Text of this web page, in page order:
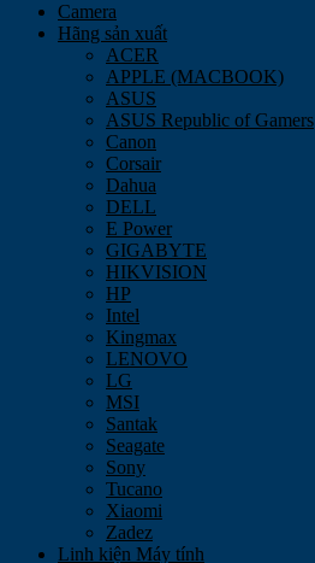
Camera
Hãng sản xuất
ACER
APPLE (MACBOOK)
ASUS
ASUS Republic of Gamers
Canon
Corsair
Dahua
DELL
E Power
GIGABYTE
HIKVISION
HP
Intel
Kingmax
LENOVO
LG
MSI
Santak
Seagate
Sony
Tucano
Xiaomi
Zadez
Linh kiện Máy tính